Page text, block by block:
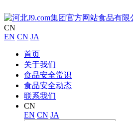
CN
EN CN JA
首页
关于我们
食品安全常识
食品安全动态
联系我们
CN
EN CN JA